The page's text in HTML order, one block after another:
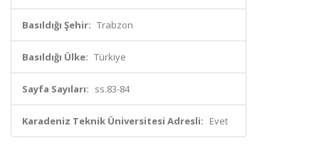
Basıldığı Şehir: Trabzon
Basıldığı Ülke: Türkiye
Sayfa Sayıları: ss.83-84
Karadeniz Teknik Üniversitesi Adresli: Evet